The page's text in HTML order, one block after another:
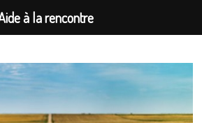
à la rencontre